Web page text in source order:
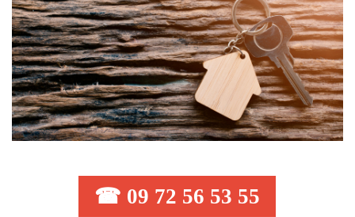
☎ 09 72 56 53 55